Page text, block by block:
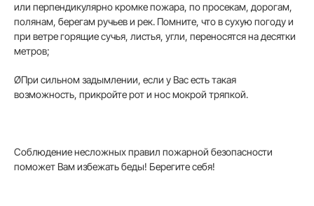
или перпендикулярно кромке пожара, по просекам, дорогам,
полянам, берегам ручьев и рек. Помните, что в сухую погоду и
при ветре горящие сучья, листья, угли, переносятся на десятки
метров;
ØПри сильном задымлении, если у Вас есть такая
возможность, прикройте рот и нос мокрой тряпкой.
Соблюдение несложных правил пожарной безопасности
поможет Вам избежать беды! Берегите себя!